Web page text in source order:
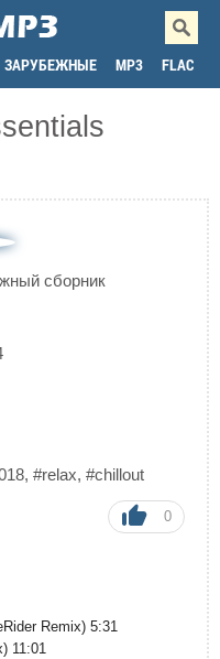
ЗАРУБЕЖНЫЕ MP3 FLAC
сборник
, #relax, #chillout
0
Remix) 5:31
11:01